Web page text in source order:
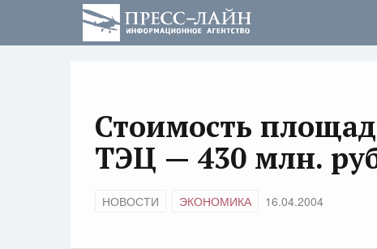
Стоимость
ТЭЦ — 430 млн.
НОВОСТИ ЭКОНОМИКА 16.04.2004